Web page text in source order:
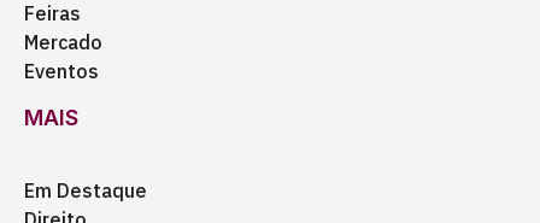
Feiras
Mercado
Eventos
MAIS
Em Destaque